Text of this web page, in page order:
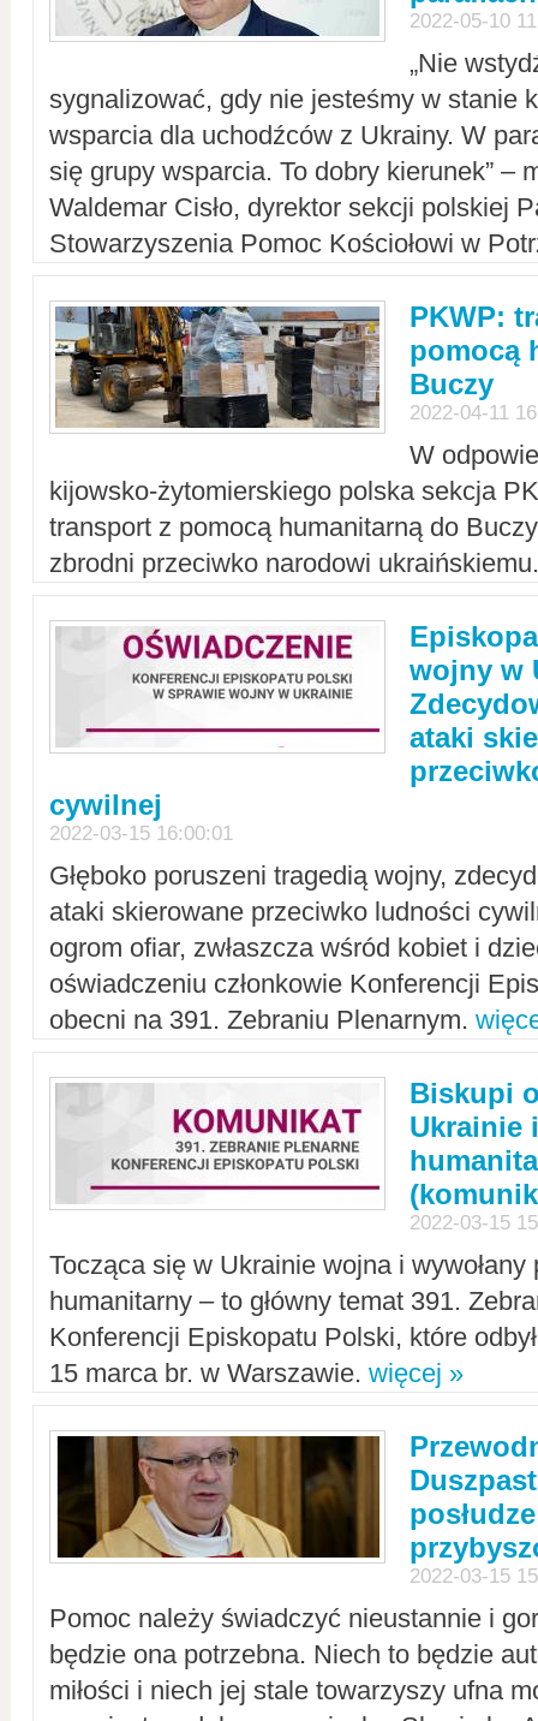
2022-05-10
„Nie
sygnalizować, gdy nie jesteśmy w stanie
wsparcia dla uchodźców z Ukrainy. W
się grupy wsparcia. To dobry kierunek” –
Waldemar Cisło, dyrektor sekcji polskiej
Stowarzyszenia Pomoc Kościołowi w
PKWP:
pomocą
Buczy
2022-04-11
W
kijowsko-żytomierskiego polska sekcja
transport z pomocą humanitarną do
zbrodni przeciwko narodowi
wojny w
ataki
cywilnej
2022-03-15 16:00:01
Głęboko poruszeni tragedią wojny,
ataki skierowane przeciwko ludności
ogrom ofiar, zwłaszcza wśród kobiet i
oświadczeniu członkowie Konferencji
obecni na 391. Zebraniu Plenarnym.
Biskupi
Ukrainie
2022-03-15
Tocząca się w Ukrainie wojna i
humanitarny – to główny temat 391.
Konferencji Episkopatu Polski, które
15 marca br. w Warszawie. więcej »
2022-03-15
Pomoc należy świadczyć nieustannie i
będzie ona potrzebna. Niech to będzie
miłości i niech jej stale towarzyszy ufna